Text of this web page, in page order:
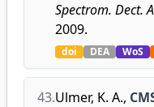
Spectrom. Dect.
2009.
doi DEA WoS
43.Ulmer, K. A.,